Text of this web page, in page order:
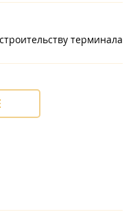
терминала